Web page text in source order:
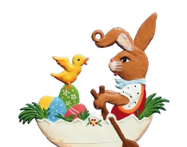
Zinnfigur
von